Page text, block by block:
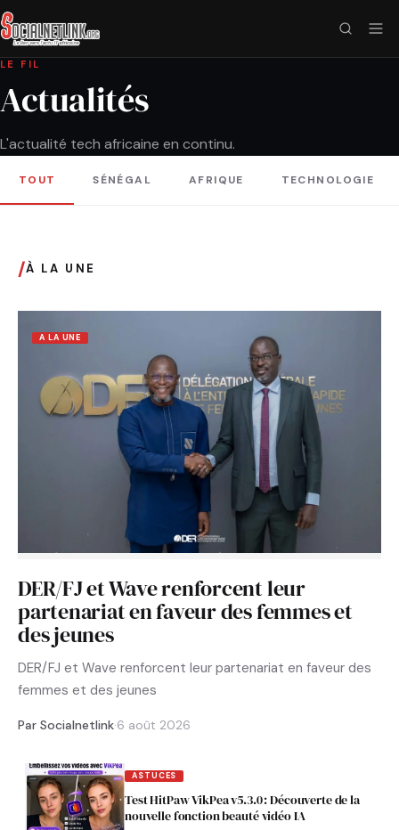
LE FIL
Actualités
L'actualité tech africaine en continu.
TOUT SÉNÉGAL AFRIQUE TECHNOLOGIE
/À LA UNE
A LA UNE
DER/FJ et Wave renforcent leur
partenariat en faveur des femmes et
des jeunes
DER/FJ et Wave renforcent leur partenariat en faveur des
femmes et des jeunes
Par Socialnetlink·6 août 2026
ASTUCES
Test HitPaw VikPea v5.3.0 : Découverte de la
nouvelle fonction beauté vidéo IA